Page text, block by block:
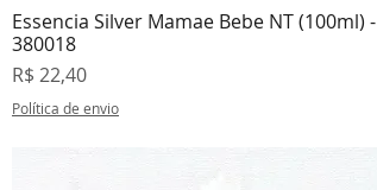
Visualização rápida
Essencia Silver Mamae Bebe NT (100ml) -
380018
Preço
R$ 22,40
Política de envio